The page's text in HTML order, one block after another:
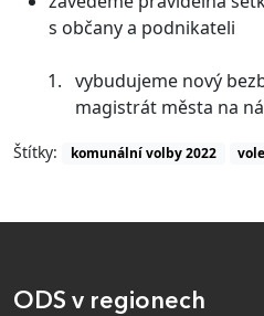
s občany a podnikateli
vybudujeme nový
magistrát města na
Štítky: komunální volby 2022
ODS v regionech